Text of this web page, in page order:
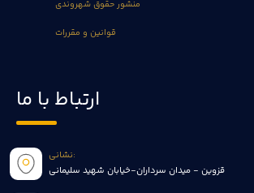
منشور حقوق شهروندی
قوانین و مقررات
ارتباط با ما
نشانی:
قزوین - میدان سرداران-خیابان شهید سلیمانی